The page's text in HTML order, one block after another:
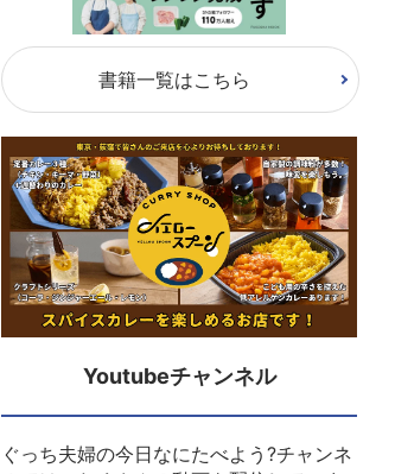
書籍一覧はこちら
Youtubeチャンネル
ぐっち夫婦の今日なにたべよう?チャンネ